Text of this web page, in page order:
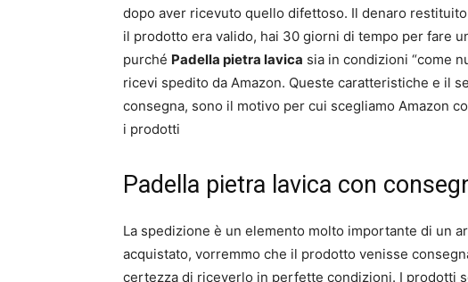
dopo aver ricevuto quello difettoso. Il denaro
il prodotto era valido, hai 30 giorni di tempo per fare
purché Padella pietra lavica sia in condizioni “come
ricevi spedito da Amazon. Queste caratteristiche e il
consegna, sono il motivo per cui scegliamo Amazon
i prodotti
Padella pietra lavica con
La spedizione è un elemento molto importante di un
acquistato, vorremmo che il prodotto venisse
certezza di riceverlo in perfette condizioni. I prodotti